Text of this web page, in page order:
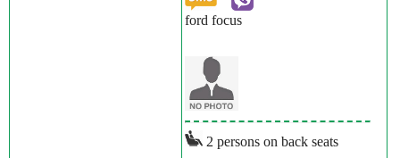
ford focus
2 persons on back seats